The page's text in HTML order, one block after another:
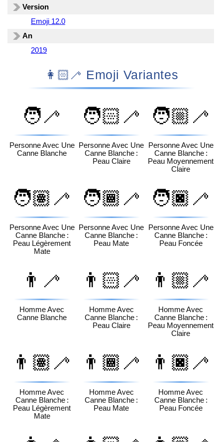
Version
Emoji 12.0
An
2019
👩🏻‍🦯 Emoji Variantes
🧑‍🦯
Personne Avec Une
Canne Blanche
🧑🏻‍🦯
Personne Avec Une
Canne Blanche :
Peau Claire
🧑🏼‍🦯
Personne Avec Une
Canne Blanche :
Peau Moyennement
Claire
🧑🏽‍🦯
Personne Avec Une
Canne Blanche :
Peau Légèrement
Mate
🧑🏾‍🦯
Personne Avec Une
Canne Blanche :
Peau Mate
🧑🏿‍🦯
Personne Avec Une
Canne Blanche :
Peau Foncée
👨‍🦯
Homme Avec
Canne Blanche
👨🏻‍🦯
Homme Avec
Canne Blanche :
Peau Claire
👨🏼‍🦯
Homme Avec
Canne Blanche :
Peau Moyennement
Claire
👨🏽‍🦯
Homme Avec
Canne Blanche :
Peau Légèrement
Mate
👨🏾‍🦯
Homme Avec
Canne Blanche :
Peau Mate
👨🏿‍🦯
Homme Avec
Canne Blanche :
Peau Foncée